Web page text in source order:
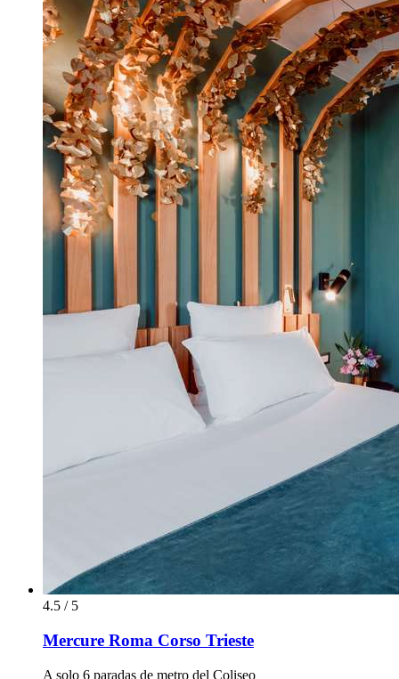
4.5 / 5
Mercure Roma Corso Trieste
A solo 6 paradas de metro del Coliseo